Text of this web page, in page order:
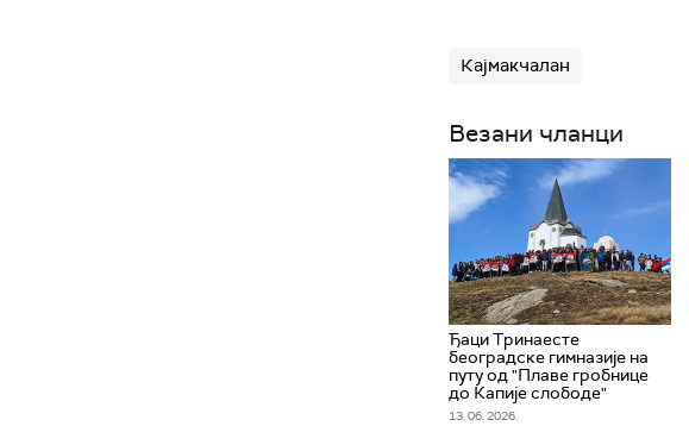
Кајмакчалан
Везани чланци
Ђаци Тринаесте
београдске гимназије на
путу од "Плаве гробнице
до Капије слободе"
13. 06. 2026.